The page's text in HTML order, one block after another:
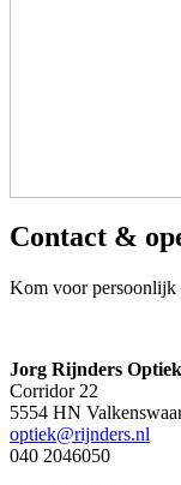
Contact &
Kom voor persoonlijk
Jorg Rijnders Optiek
Corridor 22
5554 HN
optiek@rijnders.nl
040 2046050